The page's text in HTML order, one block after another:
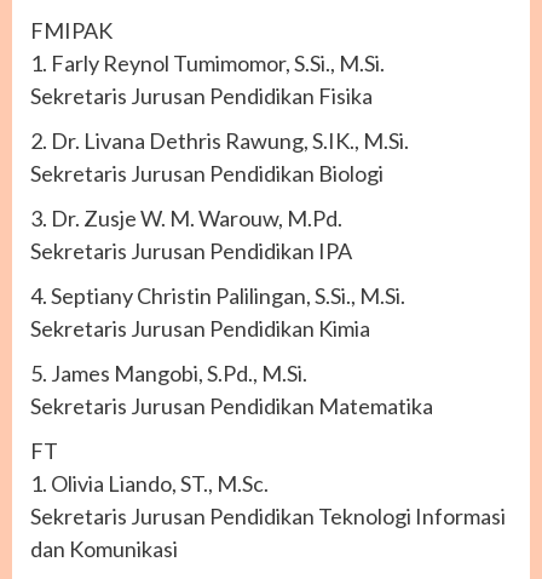
FMIPAK
1. Farly Reynol Tumimomor, S.Si., M.Si.
Sekretaris Jurusan Pendidikan Fisika
2. Dr. Livana Dethris Rawung, S.IK., M.Si.
Sekretaris Jurusan Pendidikan Biologi
3. Dr. Zusje W. M. Warouw, M.Pd.
Sekretaris Jurusan Pendidikan IPA
4. Septiany Christin Palilingan, S.Si., M.Si.
Sekretaris Jurusan Pendidikan Kimia
5. James Mangobi, S.Pd., M.Si.
Sekretaris Jurusan Pendidikan Matematika
FT
1. Olivia Liando, ST., M.Sc.
Sekretaris Jurusan Pendidikan Teknologi Informasi
dan Komunikasi